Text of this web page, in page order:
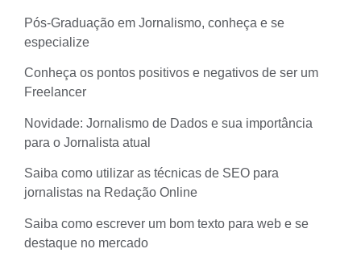
Pós-Graduação em Jornalismo, conheça e se
especialize
Conheça os pontos positivos e negativos de ser um
Freelancer
Novidade: Jornalismo de Dados e sua importância
para o Jornalista atual
Saiba como utilizar as técnicas de SEO para
jornalistas na Redação Online
Saiba como escrever um bom texto para web e se
destaque no mercado